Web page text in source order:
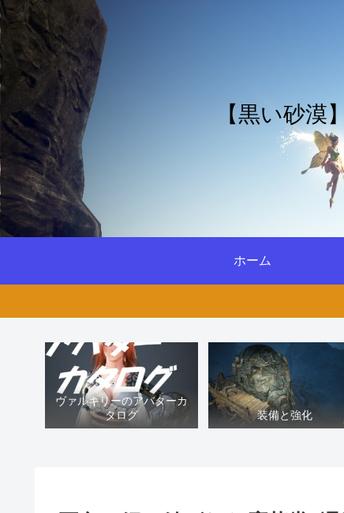
【黒い砂
ホーム
ヴァルキリーのアバターカ
タログ
装備と強化